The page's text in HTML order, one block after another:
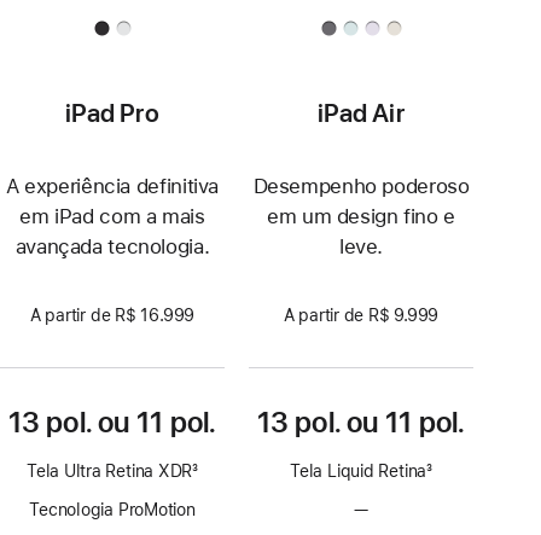
iPad Pro
A experiência definitiva
em iPad com a mais
avançada tecnologia.
A partir de R$ 16.999
13 pol. ou 11 pol.
Tela Ultra Retina XDR3
Tecnologia ProMotion
iPad Air
Desempenho poderoso
em um design fino e
leve.
A partir de R$ 9.999
13 pol. ou 11 pol.
Tela Liquid Retina3
—Sem